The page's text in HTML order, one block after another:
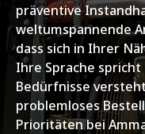
präventive
weltumspannende
dass sich in Ihrer
Ihre Sprache
Bedürfnisse
problemloses
Prioritäten bei